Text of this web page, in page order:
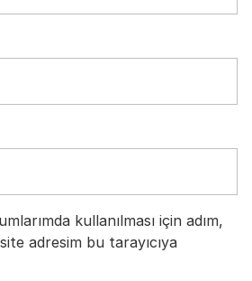
kullanılması için adım,
adresim bu tarayıcıya